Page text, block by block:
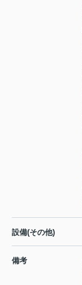
設備(その他)
備考